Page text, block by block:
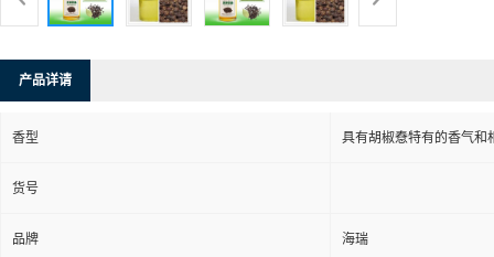
产品详请
香型 具有胡椒憃特有的香气和
货号
品牌 海瑞